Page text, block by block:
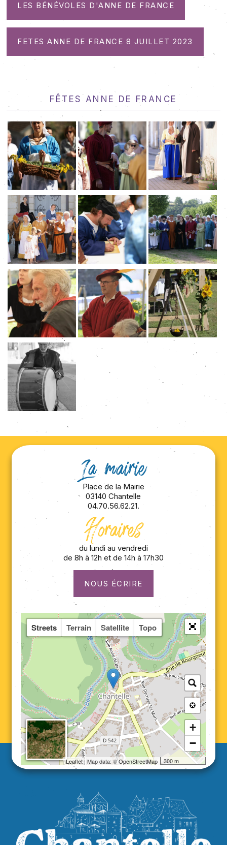
LES BÉNÉVOLES D'ANNE DE FRANCE
FETES ANNE DE FRANCE 8 JUILLET 2023
Fêtes Anne de France
La mairie
Place de la Mairie
03140 Chantelle
04.70.56.62.21.
Horaires
du lundi au vendredi
de 8h à 12h et de 14h à 17h30
NOUS ÉCRIRE
Streets Terrain Satellite Topo
+
−
300 m
Leaflet| Map data: ©OpenStreetMap